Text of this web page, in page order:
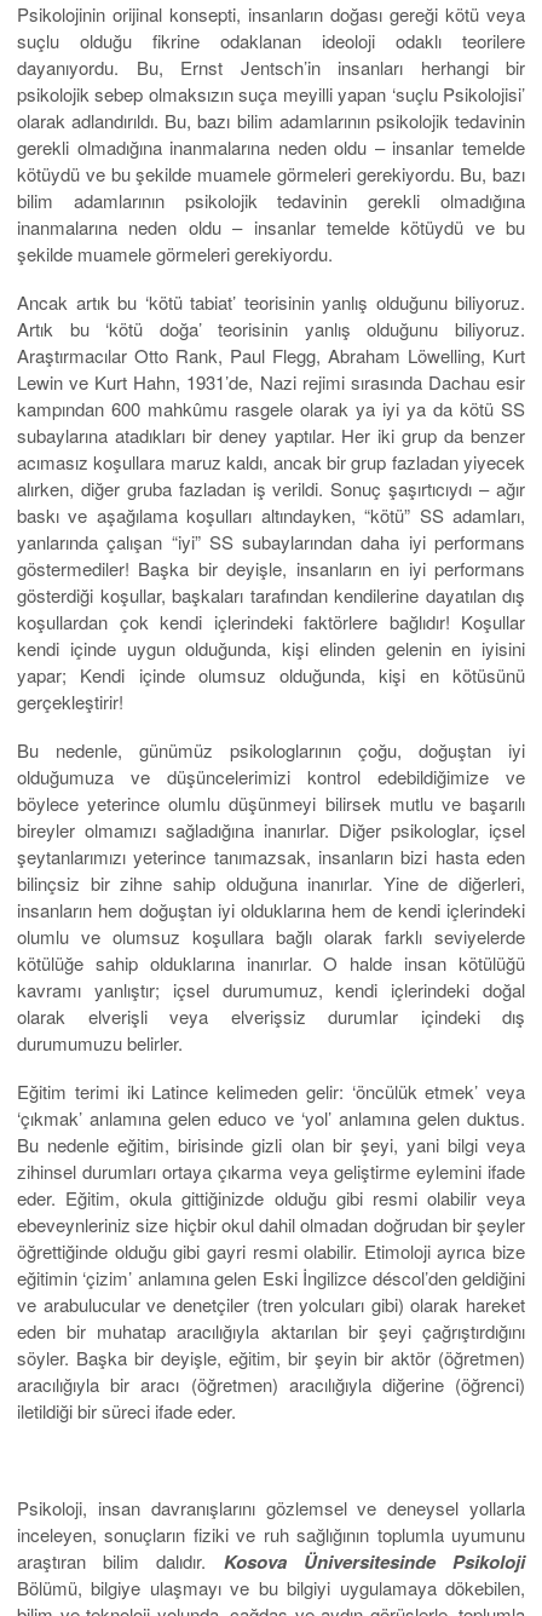
Psikolojinin orijinal konsepti, insanların doğası gereği kötü veya
suçlu olduğu fikrine odaklanan ideoloji odaklı teorilere
dayanıyordu. Bu, Ernst Jentsch’in insanları herhangi bir
psikolojik sebep olmaksızın suça meyilli yapan ‘suçlu Psikolojisi’
olarak adlandırıldı. Bu, bazı bilim adamlarının psikolojik tedavinin
gerekli olmadığına inanmalarına neden oldu – insanlar temelde
kötüydü ve bu şekilde muamele görmeleri gerekiyordu. Bu, bazı
bilim adamlarının psikolojik tedavinin gerekli olmadığına
inanmalarına neden oldu – insanlar temelde kötüydü ve bu
şekilde muamele görmeleri gerekiyordu.
Ancak artık bu ‘kötü tabiat’ teorisinin yanlış olduğunu biliyoruz.
Artık bu ‘kötü doğa’ teorisinin yanlış olduğunu biliyoruz.
Araştırmacılar Otto Rank, Paul Flegg, Abraham Löwelling, Kurt
Lewin ve Kurt Hahn, 1931’de, Nazi rejimi sırasında Dachau esir
kampından 600 mahkûmu rasgele olarak ya iyi ya da kötü SS
subaylarına atadıkları bir deney yaptılar. Her iki grup da benzer
acımasız koşullara maruz kaldı, ancak bir grup fazladan yiyecek
alırken, diğer gruba fazladan iş verildi. Sonuç şaşırtıcıydı – ağır
baskı ve aşağılama koşulları altındayken, “kötü” SS adamları,
yanlarında çalışan “iyi” SS subaylarından daha iyi performans
göstermediler! Başka bir deyişle, insanların en iyi performans
gösterdiği koşullar, başkaları tarafından kendilerine dayatılan dış
koşullardan çok kendi içlerindeki faktörlere bağlıdır! Koşullar
kendi içinde uygun olduğunda, kişi elinden gelenin en iyisini
yapar; Kendi içinde olumsuz olduğunda, kişi en kötüsünü
gerçekleştirir!
Bu nedenle, günümüz psikologlarının çoğu, doğuştan iyi
olduğumuza ve düşüncelerimizi kontrol edebildiğimize ve
böylece yeterince olumlu düşünmeyi bilirsek mutlu ve başarılı
bireyler olmamızı sağladığına inanırlar. Diğer psikologlar, içsel
şeytanlarımızı yeterince tanımazsak, insanların bizi hasta eden
bilinçsiz bir zihne sahip olduğuna inanırlar. Yine de diğerleri,
insanların hem doğuştan iyi olduklarına hem de kendi içlerindeki
olumlu ve olumsuz koşullara bağlı olarak farklı seviyelerde
kötülüğe sahip olduklarına inanırlar. O halde insan kötülüğü
kavramı yanlıştır; içsel durumumuz, kendi içlerindeki doğal
olarak elverişli veya elverişsiz durumlar içindeki dış
durumumuzu belirler.
Eğitim terimi iki Latince kelimeden gelir: ‘öncülük etmek’ veya
‘çıkmak’ anlamına gelen educo ve ‘yol’ anlamına gelen duktus.
Bu nedenle eğitim, birisinde gizli olan bir şeyi, yani bilgi veya
zihinsel durumları ortaya çıkarma veya geliştirme eylemini ifade
eder. Eğitim, okula gittiğinizde olduğu gibi resmi olabilir veya
ebeveynleriniz size hiçbir okul dahil olmadan doğrudan bir şeyler
öğrettiğinde olduğu gibi gayri resmi olabilir. Etimoloji ayrıca bize
eğitimin ‘çizim’ anlamına gelen Eski İngilizce déscol’den geldiğini
ve arabulucular ve denetçiler (tren yolcuları gibi) olarak hareket
eden bir muhatap aracılığıyla aktarılan bir şeyi çağrıştırdığını
söyler. Başka bir deyişle, eğitim, bir şeyin bir aktör (öğretmen)
aracılığıyla bir aracı (öğretmen) aracılığıyla diğerine (öğrenci)
iletildiği bir süreci ifade eder.
Psikoloji, insan davranışlarını gözlemsel ve deneysel yollarla
inceleyen, sonuçların fiziki ve ruh sağlığının toplumla uyumunu
araştıran bilim dalıdır. Kosova Üniversitesinde Psikoloji
Bölümü, bilgiye ulaşmayı ve bu bilgiyi uygulamaya dökebilen,